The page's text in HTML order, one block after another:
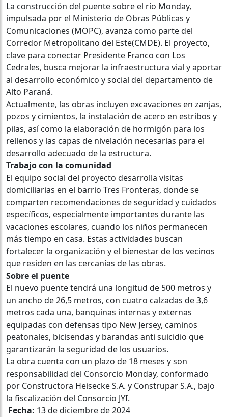
La construcción del puente sobre el río Monday,
impulsada por el Ministerio de Obras Públicas y
Comunicaciones (MOPC), avanza como parte del
Corredor Metropolitano del Este(CMDE). El proyecto,
clave para conectar Presidente Franco con Los
Cedrales, busca mejorar la infraestructura vial y aportar
al desarrollo económico y social del departamento de
Alto Paraná.
Actualmente, las obras incluyen excavaciones en zanjas,
pozos y cimientos, la instalación de acero en estribos y
pilas, así como la elaboración de hormigón para los
rellenos y las capas de nivelación necesarias para el
desarrollo adecuado de la estructura.
Trabajo con la comunidad
El equipo social del proyecto desarrolla visitas
domiciliarias en el barrio Tres Fronteras, donde se
comparten recomendaciones de seguridad y cuidados
específicos, especialmente importantes durante las
vacaciones escolares, cuando los niños permanecen
más tiempo en casa. Estas actividades buscan
fortalecer la organización y el bienestar de los vecinos
que residen en las cercanías de las obras.
Sobre el puente
El nuevo puente tendrá una longitud de 500 metros y
un ancho de 26,5 metros, con cuatro calzadas de 3,6
metros cada una, banquinas internas y externas
equipadas con defensas tipo New Jersey, caminos
peatonales, bicisendas y barandas anti suicidio que
garantizarán la seguridad de los usuarios.
La obra cuenta con un plazo de 18 meses y son
responsabilidad del Consorcio Monday, conformado
por Constructora Heisecke S.A. y Construpar S.A., bajo
la fiscalización del Consorcio JYI.
Fecha: 13 de diciembre de 2024